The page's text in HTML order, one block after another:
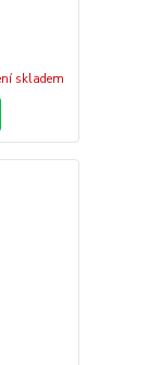
skladem